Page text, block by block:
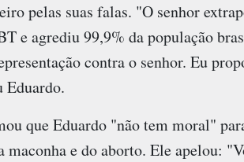
pelas suas falas. "O senhor
e agrediu 99,9% da população
contra o senhor. Eu
Eduardo.
que Eduardo "não tem moral"
maconha e do aborto. Ele apelou: